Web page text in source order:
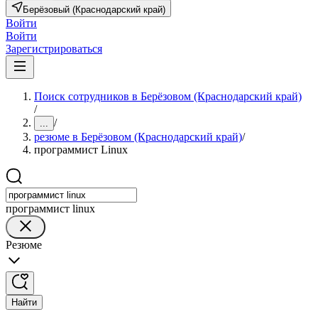
Берёзовый (Краснодарский край)
Войти
Войти
Зарегистрироваться
Поиск сотрудников в Берёзовом (Краснодарский край)
/
... /
резюме в Берёзовом (Краснодарский край)/
программист Linux
программист linux
Резюме
Найти